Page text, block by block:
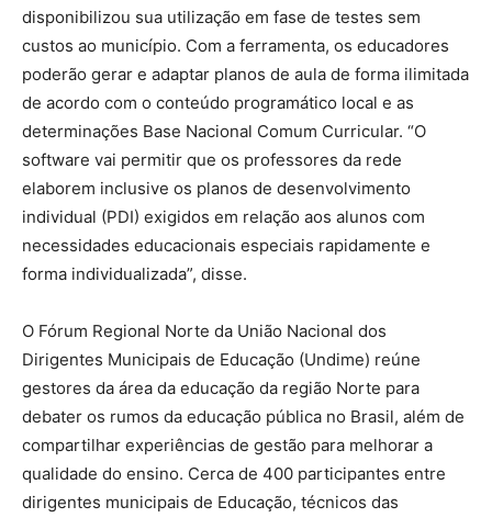
disponibilizou sua utilização em fase de testes sem
custos ao município. Com a ferramenta, os educadores
poderão gerar e adaptar planos de aula de forma ilimitada
de acordo com o conteúdo programático local e as
determinações Base Nacional Comum Curricular. “O
software vai permitir que os professores da rede
elaborem inclusive os planos de desenvolvimento
individual (PDI) exigidos em relação aos alunos com
necessidades educacionais especiais rapidamente e
forma individualizada”, disse.
O Fórum Regional Norte da União Nacional dos
Dirigentes Municipais de Educação (Undime) reúne
gestores da área da educação da região Norte para
debater os rumos da educação pública no Brasil, além de
compartilhar experiências de gestão para melhorar a
qualidade do ensino. Cerca de 400 participantes entre
dirigentes municipais de Educação, técnicos das